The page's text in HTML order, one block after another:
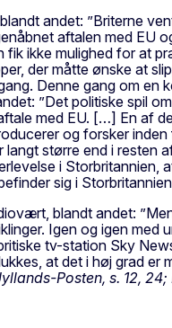
andet: ”Briterne
aftalen med
ikke mulighed for at
der måtte ønske at
Denne gang om
”Det politiske spil
med EU. […] En af
og forsker
større end i
i Storbritannien,
sig i
blandt andet:
Igen og igen
tv-station Sky
at det i høj grad
Posten, s. 12,